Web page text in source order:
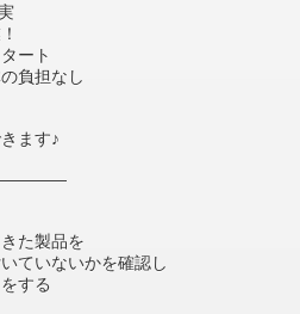
ート
負担なし
ます♪
た製品を
ていないかを確認し
する